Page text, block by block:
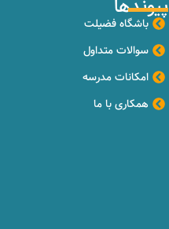
پیوندها
باشگاه فضیلت
سوالات متداول
امکانات مدرسه
همکاری با ما